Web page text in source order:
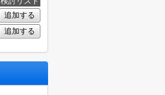
追加する
追加する